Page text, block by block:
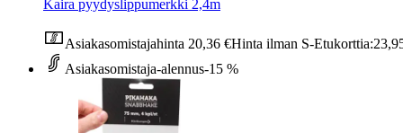
Kaira pyydyslippumerkki 2,4m
Asiakasomistajahinta 20,36 €Hinta ilman S-Etukorttia:
Asiakasomistaja-alennus-15 %